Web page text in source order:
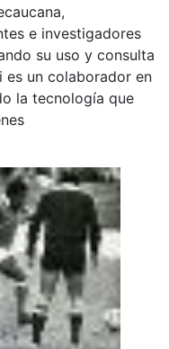
e investigadores
su uso y consulta
es un colaborador en
la tecnología que